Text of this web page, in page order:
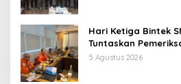
Hari Ketiga Bintek
Tuntaskan
Pertamina Patra
5 Agustus 2026